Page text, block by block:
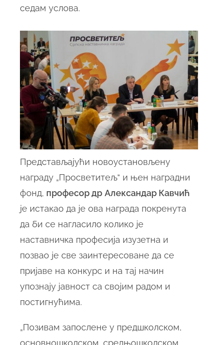
седам услова.
Представљајући новоустановљену
награду „Просветитељ“ и њен наградни
фонд, професор др Александар Кавчић
је истакао да је ова награда покренута
да би се нагласило колико је
наставничка професија изузетна и
позвао је све заинтересоване да се
пријаве на конкурс и на тај начин
упознају јавност са својим радом и
постигнућима.
„Позивам запослене у предшколском,
основношколском, средњошколском